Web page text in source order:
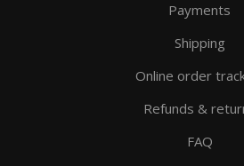
Payments
Shipping
Online order
Refunds &
FAQ